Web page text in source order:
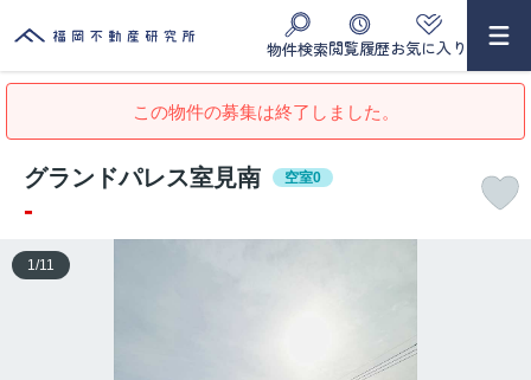
物件検索閲覧履歴お気に入り
この物件の募集は終了しました。
グランドパレス室見南 空室0
-
1 /11